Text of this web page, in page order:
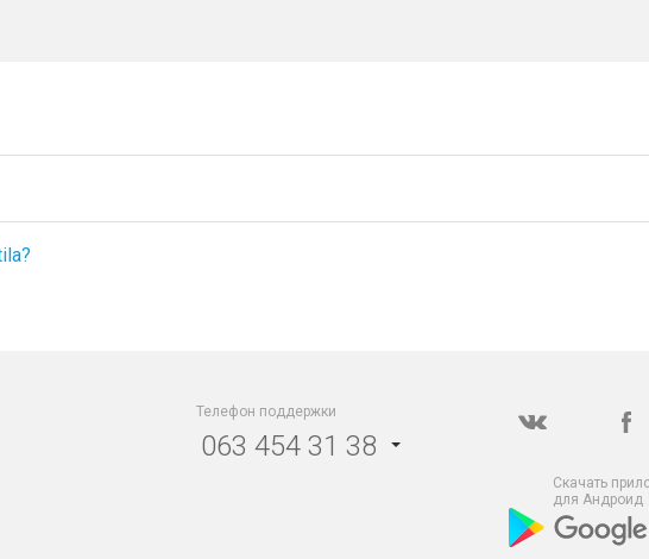
Телефон поддержки
063 454 31 38
Скачать
для Андроид